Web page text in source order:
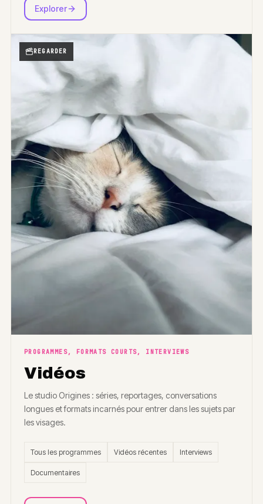
Explorer
REGARDER
PROGRAMMES, FORMATS COURTS, INTERVIEWS
Vidéos
Le studio Origines : séries, reportages, conversations
longues et formats incarnés pour entrer dans les sujets par
les visages.
Tous les programmes Vidéos récentes Interviews
Documentaires